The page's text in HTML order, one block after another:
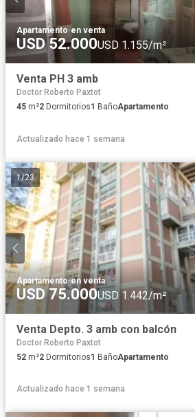
Apartamento·en venta
USD 52.000USD 1.155/m²
Venta PH 3 amb
Doctor Roberto Paxtot
45 m²2 Dormitorios1 BañoApartamento
Actualizado hace 1 semana
1 /23
Apartamento·en venta
USD 75.000USD 1.442/m²
Venta Depto. 3 amb con balcón
Doctor Roberto Paxtot
52 m²2 Dormitorios1 BañoApartamento
Actualizado hace 1 semana